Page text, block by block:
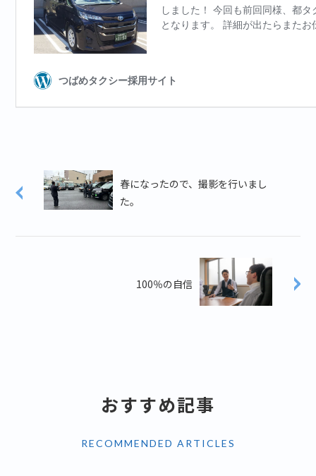
春になったので、撮影を行いまし
た。
100％の自信
おすすめ記事
RECOMMENDED ARTICLES